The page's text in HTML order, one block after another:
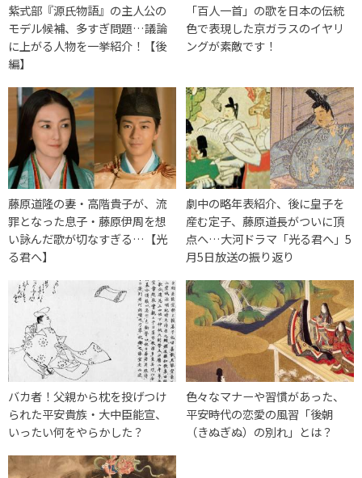
紫式部『源氏物語』の主人公の
モデル候補、多すぎ問題…議論
に上がる人物を一挙紹介！【後
編】
「百人一首」の歌を日本の伝統
色で表現した京ガラスのイヤリ
ングが素敵です！
藤原道隆の妻・高階貴子が、流
罪となった息子・藤原伊周を想
い詠んだ歌が切なすぎる…【光
る君へ】
劇中の略年表紹介、後に皇子を
産む定子、藤原道長がついに頂
点へ…大河ドラマ「光る君へ」5
月5日放送の振り返り
バカ者！父親から枕を投げつけ
られた平安貴族・大中臣能宣、
いったい何をやらかした？
色々なマナーや習慣があった、
平安時代の恋愛の風習「後朝
（きぬぎぬ）の別れ」とは？